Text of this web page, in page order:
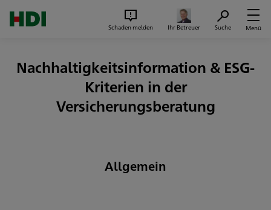
Schaden melden Ihr Betreuer Suche Menü
Nachhaltigkeitsinformation & ESG-
Kriterien in der
Versicherungsberatung
Allgemein